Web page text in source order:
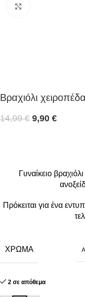
Βραχιόλι
14,99€ 9,90 €
Γυναίκειο
Πρόκειται για ένα
ΧΡΏΜΑ
2 σε απόθεμα